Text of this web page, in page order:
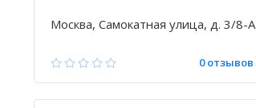
Москва, Самокатная улица, д. 3/8-А
0 отзывов